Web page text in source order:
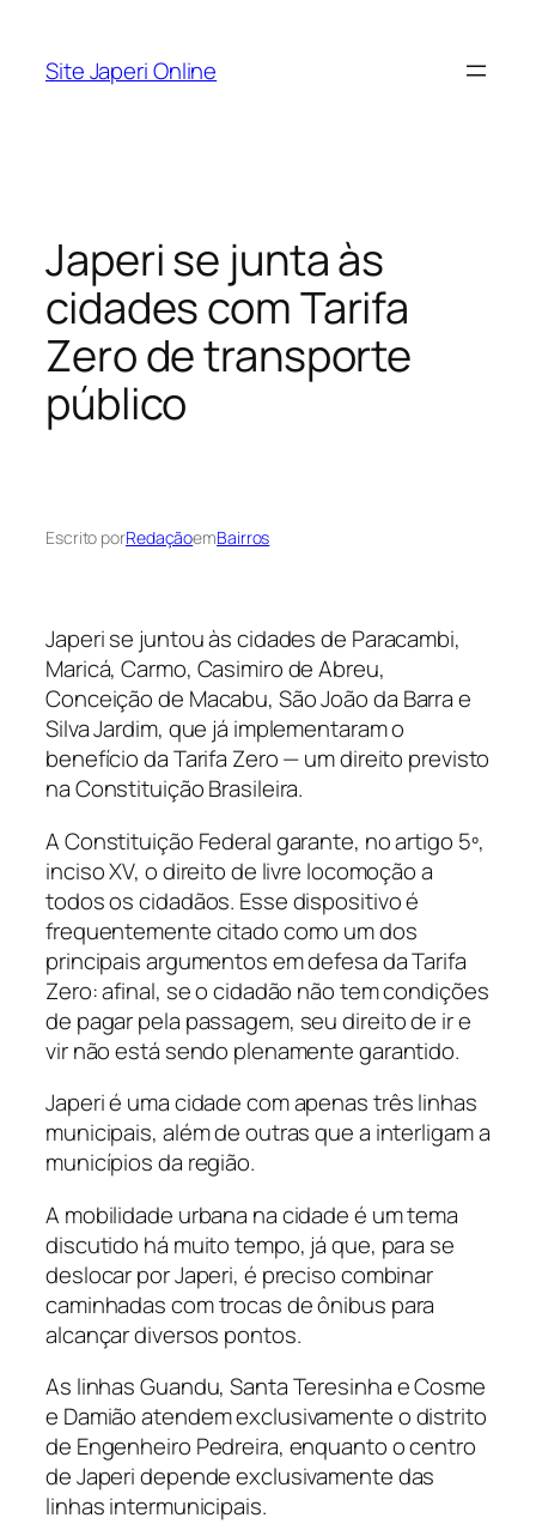
Site Japeri Online
Japeri se junta às
cidades com Tarifa
Zero de transporte
público
Escrito porRedaçãoemBairros
Japeri se juntou às cidades de Paracambi,
Maricá, Carmo, Casimiro de Abreu,
Conceição de Macabu, São João da Barra e
Silva Jardim, que já implementaram o
benefício da Tarifa Zero — um direito previsto
na Constituição Brasileira.
A Constituição Federal garante, no artigo 5º,
inciso XV, o direito de livre locomoção a
todos os cidadãos. Esse dispositivo é
frequentemente citado como um dos
principais argumentos em defesa da Tarifa
Zero: afinal, se o cidadão não tem condições
de pagar pela passagem, seu direito de ir e
vir não está sendo plenamente garantido.
Japeri é uma cidade com apenas três linhas
municipais, além de outras que a interligam a
municípios da região.
A mobilidade urbana na cidade é um tema
discutido há muito tempo, já que, para se
deslocar por Japeri, é preciso combinar
caminhadas com trocas de ônibus para
alcançar diversos pontos.
As linhas Guandu, Santa Teresinha e Cosme
e Damião atendem exclusivamente o distrito
de Engenheiro Pedreira, enquanto o centro
de Japeri depende exclusivamente das
linhas intermunicipais.